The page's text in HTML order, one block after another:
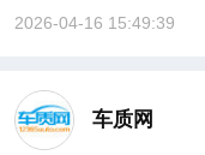
2026-04-16 15:49:39
车质网